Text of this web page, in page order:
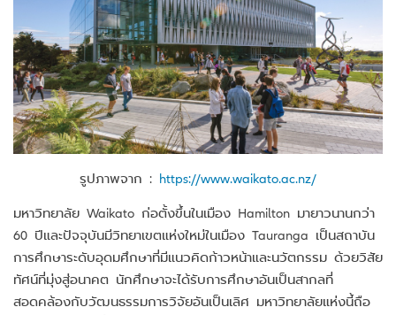
รูปภาพจาก : https://www.waikato.ac.nz/
มหาวิทยาลัย Waikato ก่อตั้งขึ้นในเมือง Hamilton มายาวนานกว่า
60 ปีและปัจจุบันมีวิทยาเขตแห่งใหม่ในเมือง Tauranga เป็นสถาบัน
การศึกษาระดับอุดมศึกษาที่มีแนวคิดก้าวหน้าและนวัตกรรม ด้วยวิสัย
ทัศน์ที่มุ่งสู่อนาคต นักศึกษาจะได้รับการศึกษาอันเป็นสากลที่
สอดคล้องกับวัฒนธรรมการวิจัยอันเป็นเลิศ มหาวิทยาลัยแห่งนี้ถือ